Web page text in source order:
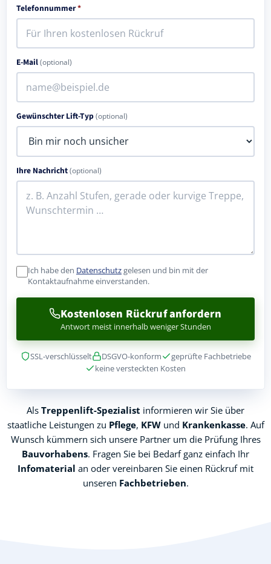
Telefonnummer*
E-Mail(optional)
Gewünschter Lift-Typ(optional)
Ihre Nachricht(optional)
Ich habe den Datenschutzgelesen und bin mit der
Kontaktaufnahme einverstanden.
Kostenlosen Rückruf anfordern
Antwort meist innerhalb weniger Stunden
SSL-verschlüsselt DSGVO-konform
geprüfte Fachbetriebe
keine versteckten Kosten
Als Treppenlift-Spezialist informieren wir Sie über
staatliche Leistungen zu Pflege, KFWund Krankenkasse. Auf
Wunsch kümmern sich unsere Partner um die Prüfung Ihres
Bauvorhabens. Fragen Sie bei Bedarf ganz einfach Ihr
Infomaterial an oder vereinbaren Sie einen Rückruf mit
unseren Fachbetrieben.